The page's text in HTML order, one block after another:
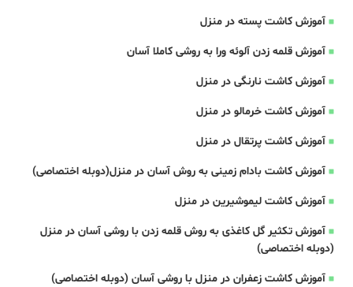
آموزش کاشت پسته در منزل
آموزش قلمه زدن آلوئه ورا به روشی کاملا آسان
آموزش کاشت نارنگی در منزل
آموزش کاشت خرمالو در منزل
آموزش کاشت پرتقال در منزل
آموزش کاشت بادام زمینی به روش آسان در منزل(دوبله اختصاصی)
آموزش کاشت لیموشیرین در منزل
آموزش تکثیر گل کاغذی به روش قلمه زدن با روشی آسان در منزل
(دوبله اختصاصی)
آموزش کاشت زعفران در منزل با روشی آسان (دوبله اختصاصی)